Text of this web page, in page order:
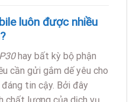
luôn được nhiều
hay bất kỳ bộ phận
cần gửi gắm dế yêu cho
tin cậy. Bởi đây